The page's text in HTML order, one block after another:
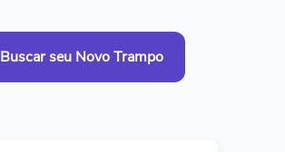
Buscar seu Novo Trampo